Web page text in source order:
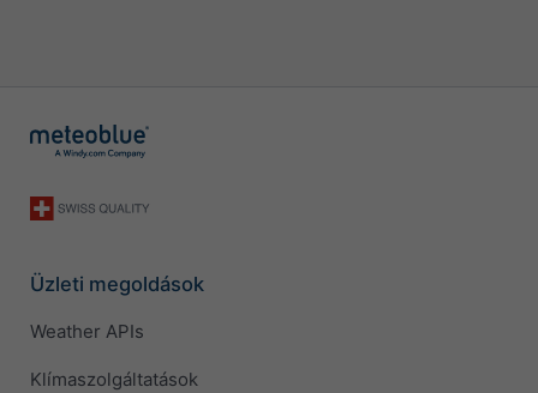
Üzleti megoldások
Weather APIs
Klímaszolgáltatások